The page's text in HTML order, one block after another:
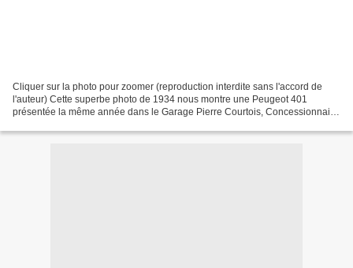
Cliquer sur la photo pour zoomer (reproduction interdite sans l'accord de
l'auteur) Cette superbe photo de 1934 nous montre une Peugeot 401
présentée la même année dans le Garage Pierre Courtois, Concessionnaire